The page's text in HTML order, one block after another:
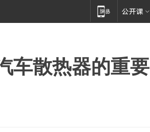
车散热器的重要